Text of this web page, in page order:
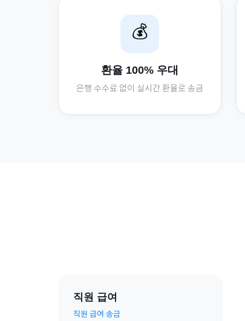
💰
환율 100% 우대
은행 수수료 없이 실시간 환율로 송금
직원 급여
직원 급여 송금